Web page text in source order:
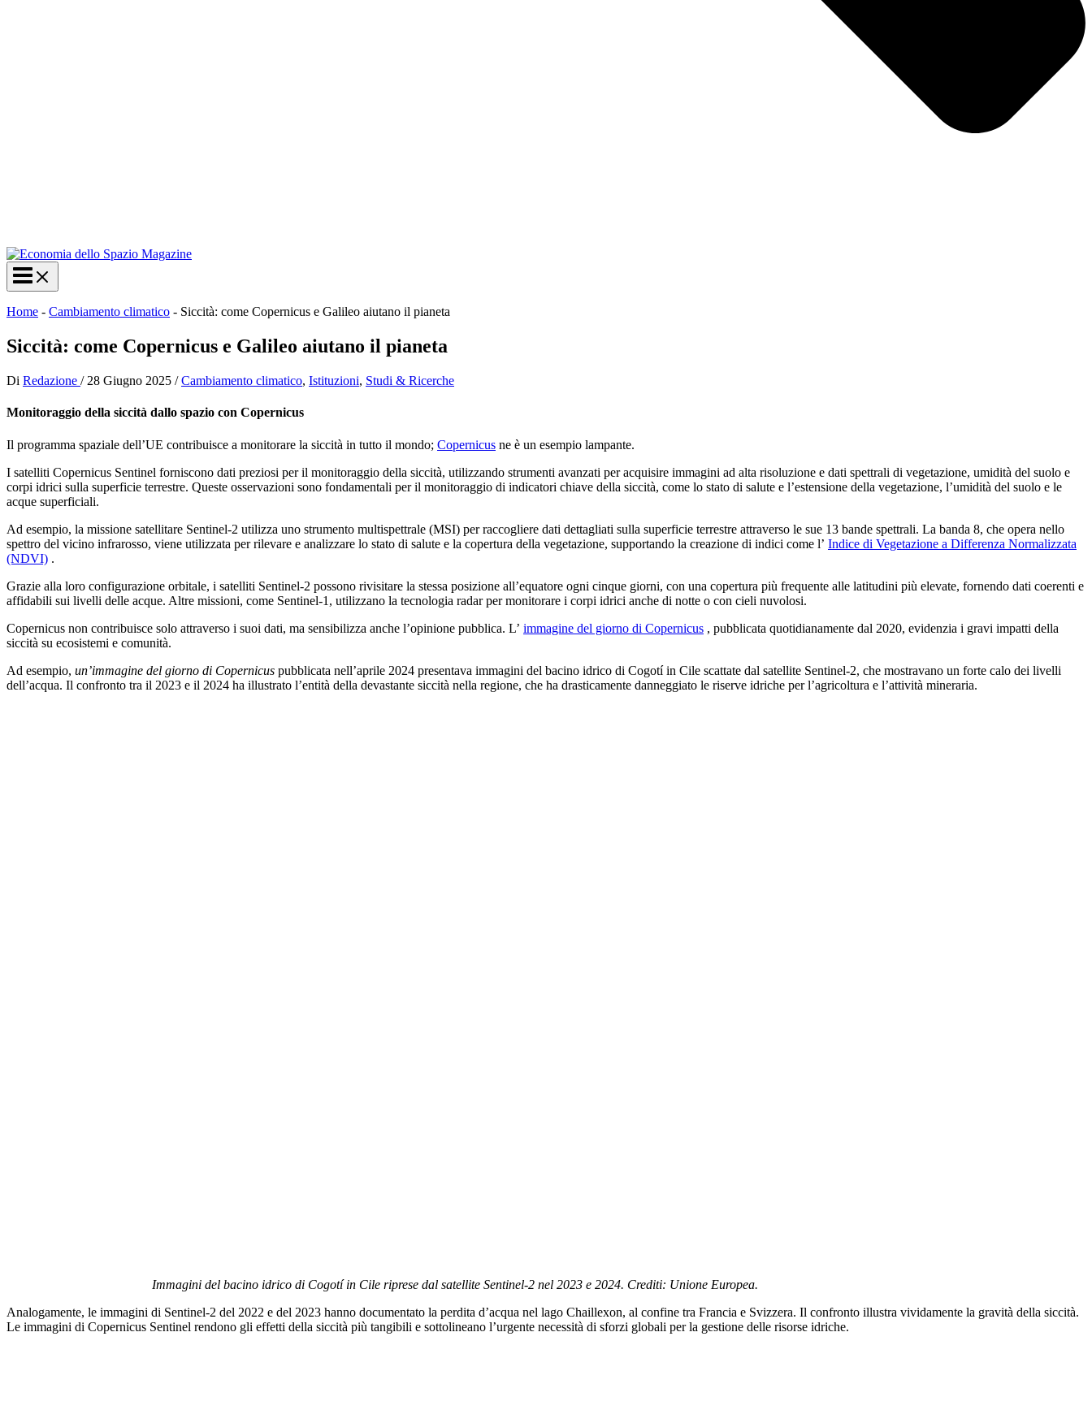
Home - Cambiamento climatico - Siccità: come Copernicus e Galileo aiutano il pianeta
Siccità: come Copernicus e Galileo aiutano il pianeta
Di Redazione / 28 Giugno 2025 /Cambiamento climatico, Istituzioni, Studi & Ricerche
Monitoraggio della siccità dallo spazio con Copernicus
Il programma spaziale dell’UE contribuisce a monitorare la siccità in tutto il mondo; Copernicus ne è un esempio lampante.
I satelliti Copernicus Sentinel forniscono dati preziosi per il monitoraggio della siccità, utilizzando strumenti avanzati per acquisire immagini ad alta risoluzione e dati spettrali di vegetazione, umidità del suolo e
corpi idrici sulla superficie terrestre. Queste osservazioni sono fondamentali per il monitoraggio di indicatori chiave della siccità, come lo stato di salute e l’estensione della vegetazione, l’umidità del suolo e le
acque superficiali.
Ad esempio, la missione satellitare Sentinel-2 utilizza uno strumento multispettrale (MSI) per raccogliere dati dettagliati sulla superficie terrestre attraverso le sue 13 bande spettrali. La banda 8, che opera nello
spettro del vicino infrarosso, viene utilizzata per rilevare e analizzare lo stato di salute e la copertura della vegetazione, supportando la creazione di indici come l’ Indice di Vegetazione a Differenza Normalizzata
(NDVI) .
Grazie alla loro configurazione orbitale, i satelliti Sentinel-2 possono rivisitare la stessa posizione all’equatore ogni cinque giorni, con una copertura più frequente alle latitudini più elevate, fornendo dati coerenti e
affidabili sui livelli delle acque. Altre missioni, come Sentinel-1, utilizzano la tecnologia radar per monitorare i corpi idrici anche di notte o con cieli nuvolosi.
Copernicus non contribuisce solo attraverso i suoi dati, ma sensibilizza anche l’opinione pubblica. L’ immagine del giorno di Copernicus , pubblicata quotidianamente dal 2020, evidenzia i gravi impatti della
siccità su ecosistemi e comunità.
Ad esempio, un’immagine del giorno di Copernicus pubblicata nell’aprile 2024 presentava immagini del bacino idrico di Cogotí in Cile scattate dal satellite Sentinel-2, che mostravano un forte calo dei livelli
dell’acqua. Il confronto tra il 2023 e il 2024 ha illustrato l’entità della devastante siccità nella regione, che ha drasticamente danneggiato le riserve idriche per l’agricoltura e l’attività mineraria.
Immagini del bacino idrico di Cogotí in Cile riprese dal satellite Sentinel-2 nel 2023 e 2024. Crediti: Unione Europea.
Analogamente, le immagini di Sentinel-2 del 2022 e del 2023 hanno documentato la perdita d’acqua nel lago Chaillexon, al confine tra Francia e Svizzera. Il confronto illustra vividamente la gravità della siccità.
Le immagini di Copernicus Sentinel rendono gli effetti della siccità più tangibili e sottolineano l’urgente necessità di sforzi globali per la gestione delle risorse idriche.